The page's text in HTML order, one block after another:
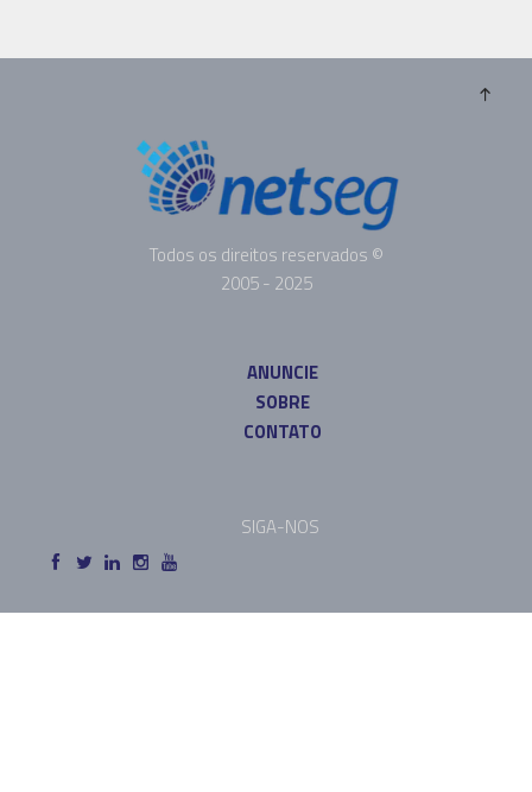
Todos os direitos reservados ©
2005 - 2025
ANUNCIE
SOBRE
CONTATO
SIGA-NOS